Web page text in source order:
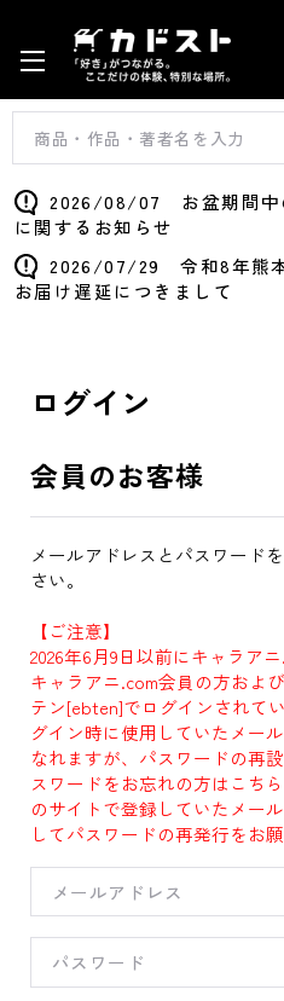
2026/08/07 お盆期間中
に関するお知らせ
2026/07/29 令和8年熊
お届け遅延につきまして
ログイン
会員のお客様
メールアドレスとパスワード
さい。
【ご注意】
2026年6月9日以前にキャラア
キャラアニ.com会員の方およ
テン[ebten]でログインされて
グイン時に使用していたメー
なれますが、パスワードの再
スワードをお忘れの方はこち
のサイトで登録していたメー
してパスワードの再発行をお